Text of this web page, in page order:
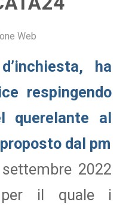
Web
ha
respingendo
querelante al
dal pm
2022
per il quale i